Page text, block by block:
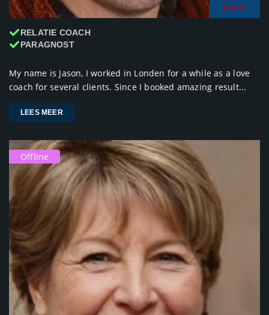
Jason
RELATIE COACH
PARAGNOST
My name is Jason, I worked in Londen for a while as a love
coach for several clients. Since I booked amazing result...
LEES MEER
Offline